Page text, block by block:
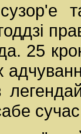
25